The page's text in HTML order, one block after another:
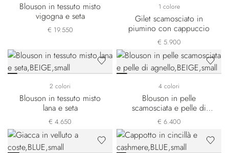
Blouson in tessuto misto
vigogna e seta
€ 19.550
1 colore
Gilet scamosciato in
piumino con cappuccio
€ 5.900
2 colori
Blouson in tessuto misto
lana e seta
€ 4.650
4 colori
Blouson in pelle
scamosciata e pelle di
agnello
€ 6.400